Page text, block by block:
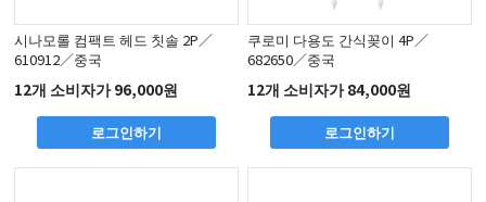
시나모롤 컴팩트 헤드 칫솔 2P／
610912／중국
12개 소비자가 96,000원
로그인하기
쿠로미 다용도 간식꽂이 4P／
682650／중국
12개 소비자가 84,000원
로그인하기